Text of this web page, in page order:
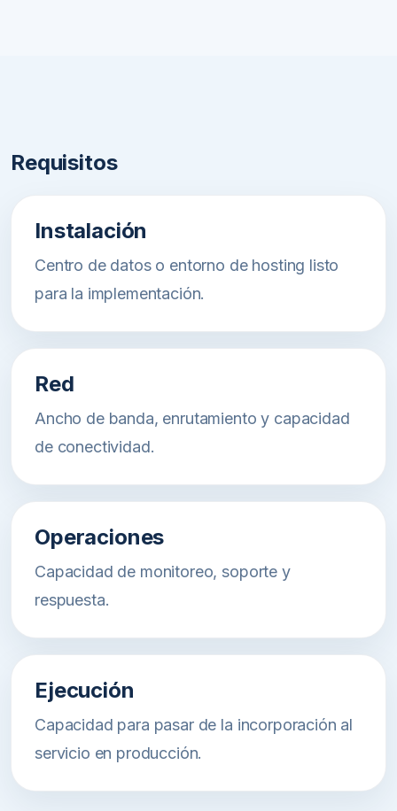
Requisitos
Instalación
Centro de datos o entorno de hosting listo
para la implementación.
Red
Ancho de banda, enrutamiento y capacidad
de conectividad.
Operaciones
Capacidad de monitoreo, soporte y
respuesta.
Ejecución
Capacidad para pasar de la incorporación al
servicio en producción.